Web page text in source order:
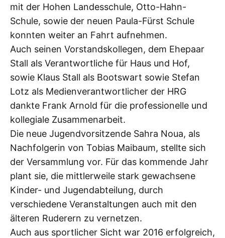
mit der Hohen Landesschule, Otto-Hahn-
Schule, sowie der neuen Paula-Fürst Schule
konnten weiter an Fahrt aufnehmen.
Auch seinen Vorstandskollegen, dem Ehepaar
Stall als Verantwortliche für Haus und Hof,
sowie Klaus Stall als Bootswart sowie Stefan
Lotz als Medienverantwortlicher der HRG
dankte Frank Arnold für die professionelle und
kollegiale Zusammenarbeit.
Die neue Jugendvorsitzende Sahra Noua, als
Nachfolgerin von Tobias Maibaum, stellte sich
der Versammlung vor. Für das kommende Jahr
plant sie, die mittlerweile stark gewachsene
Kinder- und Jugendabteilung, durch
verschiedene Veranstaltungen auch mit den
älteren Ruderern zu vernetzen.
Auch aus sportlicher Sicht war 2016 erfolgreich,